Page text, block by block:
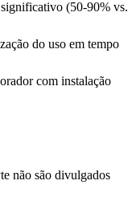
(50-90% vs.
do uso em tempo
com instalação
não são divulgados